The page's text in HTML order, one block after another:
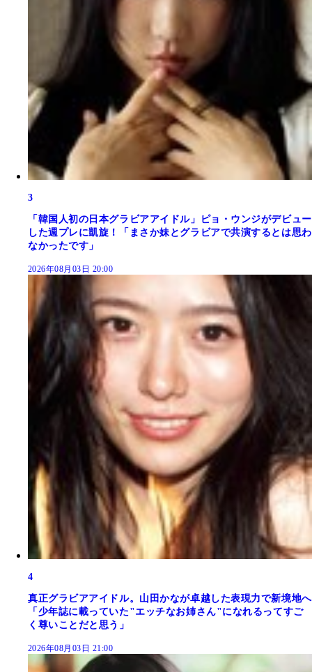
3
「韓国人初の日本グラビアアイドル」ピョ・ウンジがデビュー
した週プレに凱旋！「まさか妹とグラビアで共演するとは思わ
なかったです」
2026年08月03日 20:00
4
真正グラビアアイドル。山田かなが卓越した表現力で新境地へ
「少年誌に載っていた"エッチなお姉さん"になれるってすご
く尊いことだと思う」
2026年08月03日 21:00